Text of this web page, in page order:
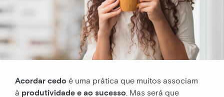
Acordar cedo é uma prática que muitos associam
à produtividade e ao sucesso. Mas será que